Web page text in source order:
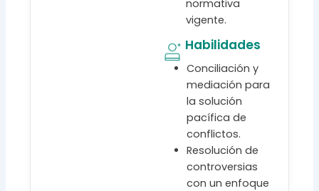
normativa
vigente.
Habilidades
Conciliación y
mediación para
la solución
pacífica de
conflictos.
Resolución de
controversias
con un enfoque